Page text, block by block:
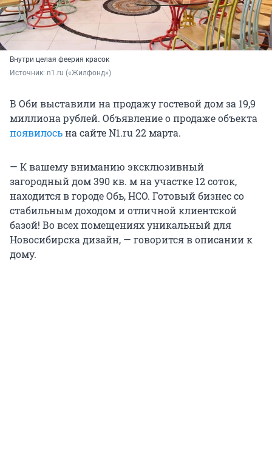
Внутри целая феерия красок
Источник: n1.ru («Жилфонд»)
В Оби выставили на продажу гостевой дом за 19,9
миллиона рублей. Объявление о продаже объекта
появилосьна сайте N1.ru 22 марта.
— К вашему вниманию эксклюзивный
загородный дом 390 кв. м на участке 12 соток,
находится в городе Обь, НСО. Готовый бизнес со
стабильным доходом и отличной клиентской
базой! Во всех помещениях уникальный для
Новосибирска дизайн, — говорится в описании к
дому.